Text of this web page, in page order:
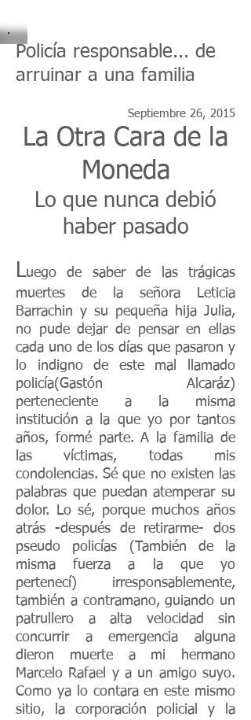
Policía responsable... de
arruinar a una familia
Septiembre 26, 2015
La Otra Cara de la
Moneda
Lo que nunca debió
haber pasado
Luego de saber de las trágicas
muertes de la señora Leticia
Barrachin y su pequeña hija Julia,
no pude dejar de pensar en ellas
cada uno de los días que pasaron y
lo indigno de este mal llamado
policía(Gastón Alcaráz)
perteneciente a la misma
institución a la que yo por tantos
años, formé parte. A la familia de
las víctimas, todas mis
condolencias. Sé que no existen las
palabras que puedan atemperar su
dolor. Lo sé, porque muchos años
atrás -después de retirarme- dos
pseudo policías (También de la
misma fuerza a la que yo
pertenecí) irresponsablemente,
también a contramano, guiando un
patrullero a alta velocidad sin
concurrir a emergencia alguna
dieron muerte a mi hermano
Marcelo Rafael y a un amigo suyo.
Como ya lo contara en este mismo
sitio, la corporación policial y la